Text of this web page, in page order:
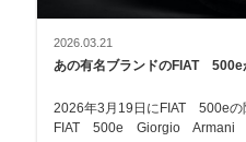
2026.03.21
あの有名ブランドのFIAT 500e
2026年3月19日にFIAT 500eの
FIAT 500e Giorgio Armani